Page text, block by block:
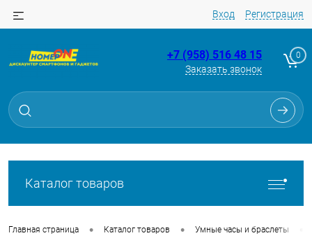
Вход Регистрация
+7 (958) 516 48 15
Заказать звонок
0
Каталог товаров
Главная страница • Каталог товаров • Умные часы и браслеты
Для клиентов всех банков
Разбейте
без переплат